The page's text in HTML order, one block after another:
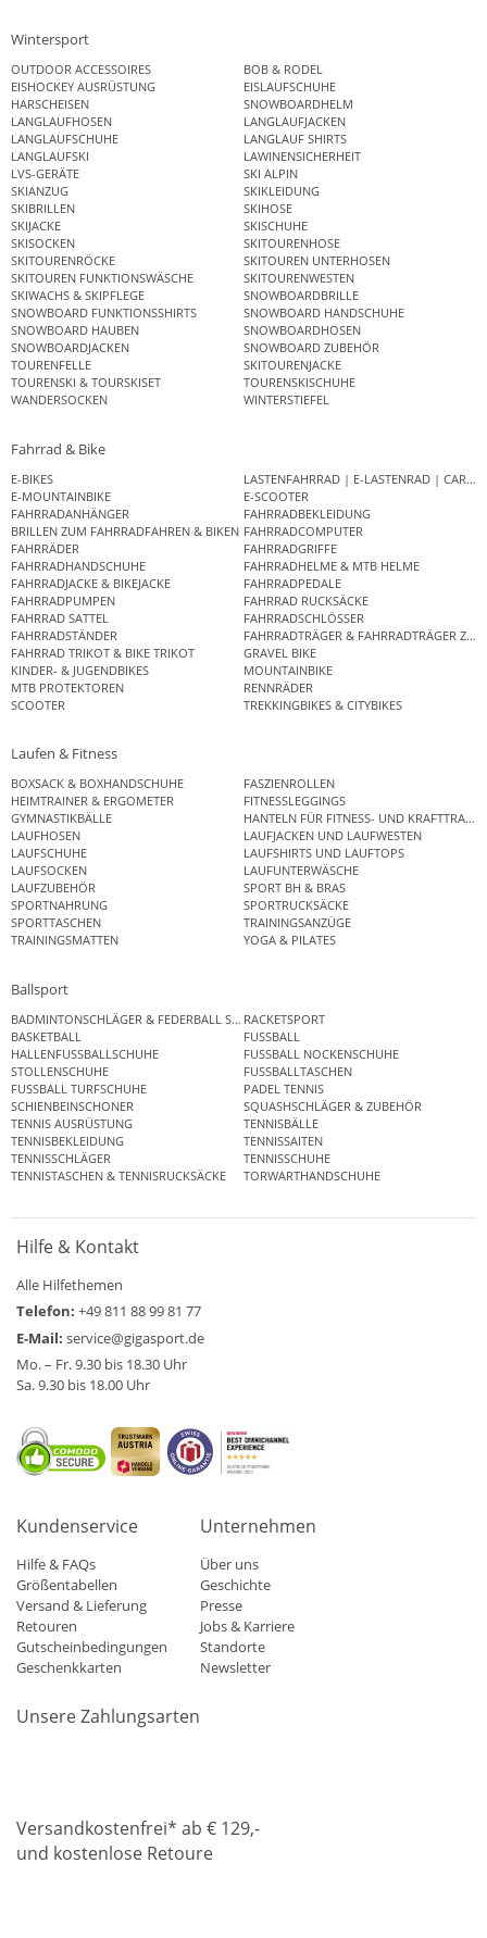
Wintersport
OUTDOOR ACCESSOIRES
BOB & RODEL
EISHOCKEY AUSRÜSTUNG
EISLAUFSCHUHE
HARSCHEISEN
SNOWBOARDHELM
LANGLAUFHOSEN
LANGLAUFJACKEN
LANGLAUFSCHUHE
LANGLAUF SHIRTS
LANGLAUFSKI
LAWINENSICHERHEIT
LVS-GERÄTE
SKI ALPIN
SKIANZUG
SKIKLEIDUNG
SKIBRILLEN
SKIHOSE
SKIJACKE
SKISCHUHE
SKISOCKEN
SKITOURENHOSE
SKITOURENRÖCKE
SKITOUREN UNTERHOSEN
SKITOUREN FUNKTIONSWÄSCHE
SKITOURENWESTEN
SKIWACHS & SKIPFLEGE
SNOWBOARDBRILLE
SNOWBOARD FUNKTIONSSHIRTS
SNOWBOARD HANDSCHUHE
SNOWBOARD HAUBEN
SNOWBOARDHOSEN
SNOWBOARDJACKEN
SNOWBOARD ZUBEHÖR
TOURENFELLE
SKITOURENJACKE
TOURENSKI & TOURSKISET
TOURENSKISCHUHE
WANDERSOCKEN
WINTERSTIEFEL
Fahrrad & Bike
E-BIKES
LASTENFAHRRAD | E-LASTENRAD |
E-MOUNTAINBIKE
E-SCOOTER
FAHRRADANHÄNGER
FAHRRADBEKLEIDUNG
BRILLEN ZUM FAHRRADFAHREN & BIKEN FAHRRADCOMPUTER
FAHRRÄDER
FAHRRADGRIFFE
FAHRRADHANDSCHUHE
FAHRRADHELME & MTB HELME
FAHRRADJACKE & BIKEJACKE
FAHRRADPEDALE
FAHRRADPUMPEN
FAHRRAD RUCKSÄCKE
FAHRRAD SATTEL
FAHRRADSCHLÖSSER
FAHRRADSTÄNDER
FAHRRADTRÄGER & FAHRRADTRÄGER
FAHRRAD TRIKOT & BIKE TRIKOT
GRAVEL BIKE
KINDER- & JUGENDBIKES
MOUNTAINBIKE
MTB PROTEKTOREN
RENNRÄDER
SCOOTER
TREKKINGBIKES & CITYBIKES
Laufen & Fitness
BOXSACK & BOXHANDSCHUHE
FASZIENROLLEN
HEIMTRAINER & ERGOMETER
FITNESSLEGGINGS
GYMNASTIKBÄLLE
HANTELN FÜR FITNESS- UND
LAUFHOSEN
LAUFJACKEN UND LAUFWESTEN
LAUFSCHUHE
LAUFSHIRTS UND LAUFTOPS
LAUFSOCKEN
LAUFUNTERWÄSCHE
LAUFZUBEHÖR
SPORT BH & BRAS
SPORTNAHRUNG
SPORTRUCKSÄCKE
SPORTTASCHEN
TRAININGSANZÜGE
TRAININGSMATTEN
YOGA & PILATES
Ballsport
BADMINTONSCHLÄGER & FEDERBALL SETSRACKETSPORT
BASKETBALL
FUSSBALL
HALLENFUSSBALLSCHUHE
FUSSBALL NOCKENSCHUHE
STOLLENSCHUHE
FUSSBALLTASCHEN
FUSSBALL TURFSCHUHE
PADEL TENNIS
SCHIENBEINSCHONER
SQUASHSCHLÄGER & ZUBEHÖR
TENNIS AUSRÜSTUNG
TENNISBÄLLE
TENNISBEKLEIDUNG
TENNISSAITEN
TENNISSCHLÄGER
TENNISSCHUHE
TENNISTASCHEN & TENNISRUCKSÄCKE
TORWARTHANDSCHUHE
Hilfe & Kontakt
Alle Hilfethemen
Telefon: +49 811 88 99 81 77
E-Mail: service@gigasport.de
Mo. – Fr. 9.30 bis 18.30 Uhr
Sa. 9.30 bis 18.00 Uhr
Kundenservice
Hilfe & FAQs
Größentabellen
Versand & Lieferung
Retouren
Gutscheinbedingungen
Geschenkkarten
Unternehmen
Über uns
Geschichte
Presse
Jobs & Karriere
Standorte
Newsletter
Unsere Zahlungsarten
Versandkostenfrei* ab € 129,-
und kostenlose Retoure